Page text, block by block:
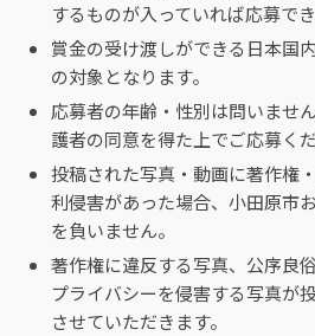
するものが入っていれば応募でき
賞金の受け渡しができる日本国
の対象となります。
応募者の年齢・性別は問いませ
護者の同意を得た上でご応募くだ
投稿された写真・動画に著作権
利侵害があった場合、小田原市
を負いません。
著作権に違反する写真、公序良
プライバシーを侵害する写真が
させていただきます。